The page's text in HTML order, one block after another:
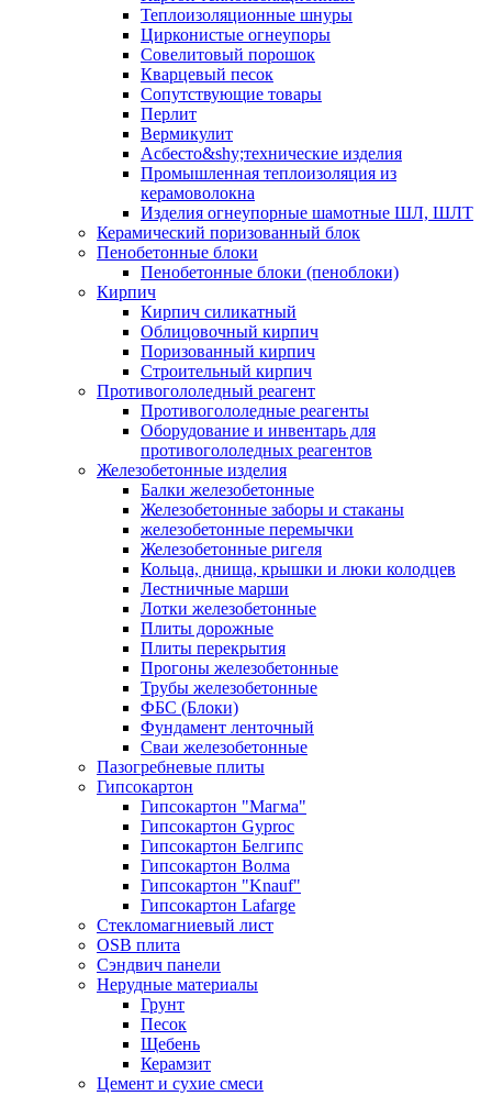
Теплоизоляционные шнуры
Цирконистые огнеупоры
Совелитовый порошок
Кварцевый песок
Сопутствующие товары
Перлит
Вермикулит
Асбесто&shy;технические изделия
Промышленная теплоизоляция из
керамоволокна
Изделия огнеупорные шамотные ШЛ, ШЛТ
Керамический поризованный блок
Пенобетонные блоки
Пенобетонные блоки (пеноблоки)
Кирпич
Кирпич силикатный
Облицовочный кирпич
Поризованный кирпич
Строительный кирпич
Противогололедный реагент
Противогололедные реагенты
Оборудование и инвентарь для
противогололедных реагентов
Железобетонные изделия
Балки железобетонные
Железобетонные заборы и стаканы
железобетонные перемычки
Железобетонные ригеля
Кольца, днища, крышки и люки колодцев
Лестничные марши
Лотки железобетонные
Плиты дорожные
Плиты перекрытия
Прогоны железобетонные
Трубы железобетонные
ФБС (Блоки)
Фундамент ленточный
Сваи железобетонные
Пазогребневые плиты
Гипсокартон
Гипсокартон "Магма"
Гипсокартон Gyproc
Гипсокартон Белгипс
Гипсокартон Волма
Гипсокартон "Knauf"
Гипсокартон Lafarge
Стекломагниевый лист
OSB плита
Сэндвич панели
Нерудные материалы
Грунт
Песок
Щебень
Керамзит
Цемент и сухие смеси